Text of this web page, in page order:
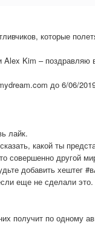
которые
Alex Kim – поздравляю
до 6/06/
лайк.
какой ты
совершенно другой
добавить хештег
еще не сделали это.
получит по одному